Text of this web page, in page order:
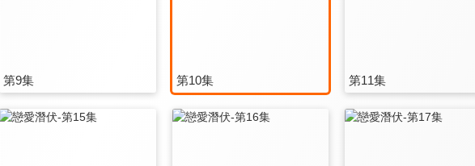
第9集 第10集 第11集